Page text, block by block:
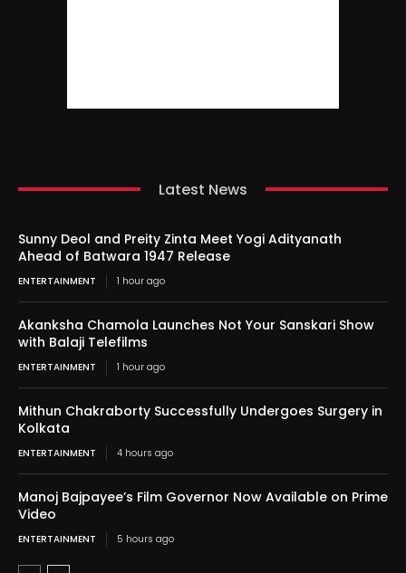
Latest News
Sunny Deol and Preity Zinta Meet Yogi Adityanath
Ahead of Batwara 1947 Release
ENTERTAINMENT 1 hour ago
Akanksha Chamola Launches Not Your Sanskari Show
with Balaji Telefilms
ENTERTAINMENT 1 hour ago
Mithun Chakraborty Successfully Undergoes Surgery in
Kolkata
ENTERTAINMENT 4 hours ago
Manoj Bajpayee’s Film Governor Now Available on Prime
Video
ENTERTAINMENT 5 hours ago